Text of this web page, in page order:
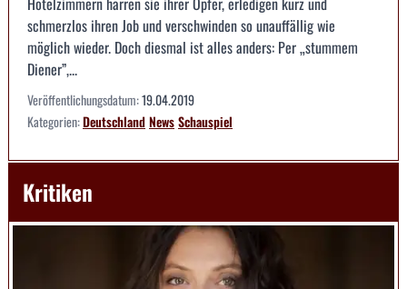
schmerzlos ihren Job und verschwinden so unauffällig wie
möglich wieder. Doch diesmal ist alles anders: Per „stummem
Diener”,...
Veröffentlichungsdatum:19.04.2019
Kategorien:DeutschlandNewsSchauspiel
Kritiken